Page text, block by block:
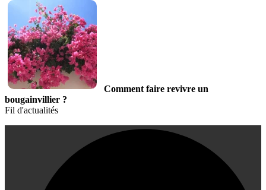
Comment faire revivre un
bougainvillier ?
Fil d'actualités